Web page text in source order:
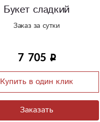
Букет сладкий
Заказ за сутки
7 705
Купить в один клик
Заказать